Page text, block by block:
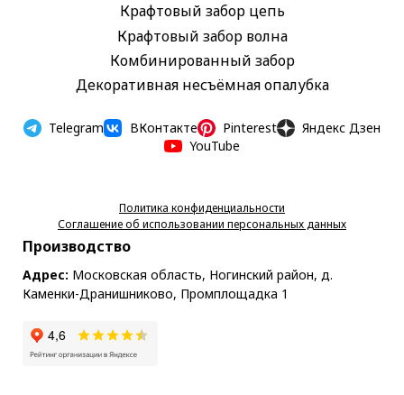
Крафтовый забор цепь
Крафтовый забор волна
Комбинированный забор
Декоративная несъёмная опалубка
Telegram ВКонтакте Pinterest
Яндекс Дзен
YouTube
Политика конфиденциальности
Соглашение об использовании персональных данных
Производство
Адрес: Московская область, Ногинский район, д.
Каменки-Дранишниково, Промплощадка 1